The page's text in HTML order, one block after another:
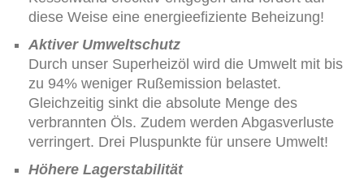
diese Weise eine energieefiziente Beheizung!
Aktiver Umweltschutz
Durch unser Superheizöl wird die Umwelt mit bis
zu 94% weniger Rußemission belastet.
Gleichzeitig sinkt die absolute Menge des
verbrannten Öls. Zudem werden Abgasverluste
verringert. Drei Pluspunkte für unsere Umwelt!
Höhere Lagerstabilität